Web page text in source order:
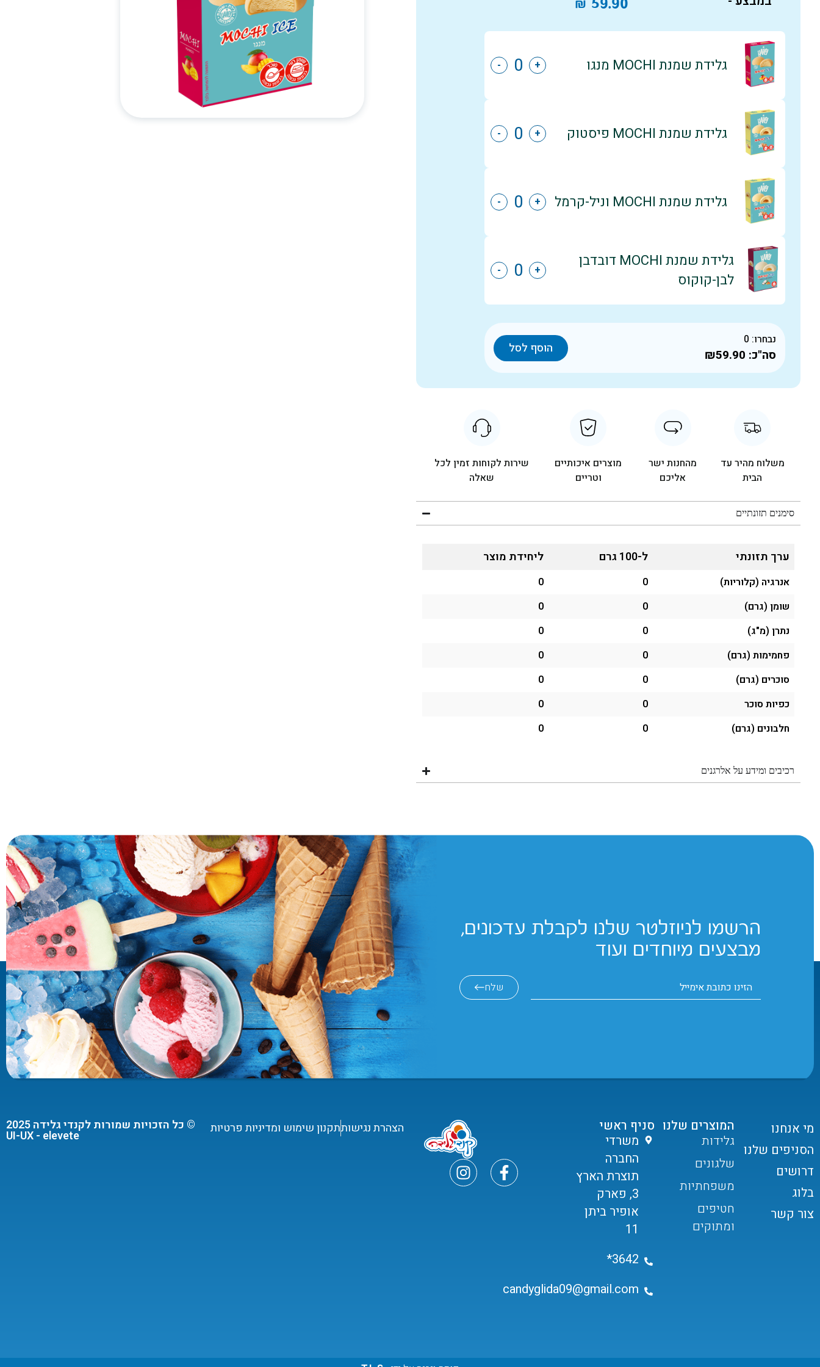
גלידת שמנת MOCHI מנגו +
-
גלידת שמנת MOCHI פיסטוק +
-
גלידת שמנת MOCHI וניל-קרמל +
-
גלידת שמנת MOCHI דובדבן
לבן-קוקוס
+
-
נבחרו: 0
סה"כ: ₪59.90 הוסף לסל
משלוח מהיר עד
הבית
מהחנות ישר
אליכם
מוצרים איכותיים
וטריים
שירות לקוחות זמין לכל
שאלה
סימנים תזונתיים
ערך תזונתי ל-100 גרם ליחידת מוצר
אנרגיה (קלוריות) 0
0
שומן (גרם)
0
0
נתרן (מ"ג)
0
0
פחמימות (גרם)
0
0
סוכרים (גרם)
0
0
כפיות סוכר
0
0
חלבונים (גרם)
0
0
רכיבים ומידע על אלרגנים
הרשמו לניוזלטר שלנו לקבלת עדכונים,
מבצעים מיוחדים ועוד
שלח
מי אנחנו
הסניפים שלנו
דרושים
בלוג
צור קשר
המוצרים שלנו
גלידות
שלגונים
משפחתיות
חטיפים
ומתוקים
סניף ראשי
משרדי
החברה
תוצרת הארץ
3, פארק
אופיר ביתן
11
3642*
candyglida09@gmail.com
הצהרת נגישותתקנון שימוש ומדיניות פרטיות © כל הזכויות שמורות לקנדי גלידה 2025
UI-UX - elevete